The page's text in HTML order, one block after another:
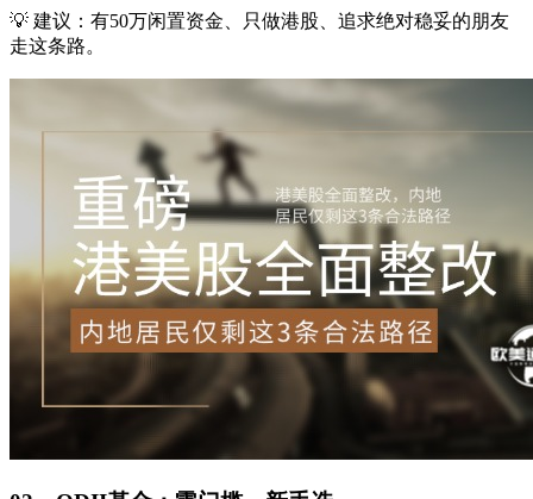
💡 建议：有50万闲置资金、只做港股、追求绝对稳妥的朋友
走这条路。